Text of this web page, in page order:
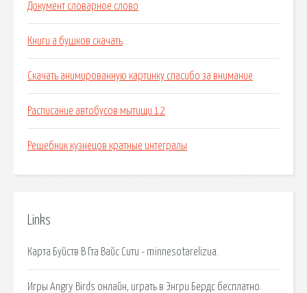
Документ словарное слово
Книги а бушков скачать
Скачать анимированную картинку спасибо за внимание
Расписание автобусов мытищи 12
Решебник кузнецов кратные интегралы
Links
Карта Буйств В Гта Вайс Сити - minnesotarelizua.
Игры Angry Birds онлайн, играть в Энгри Бердс бесплатно.